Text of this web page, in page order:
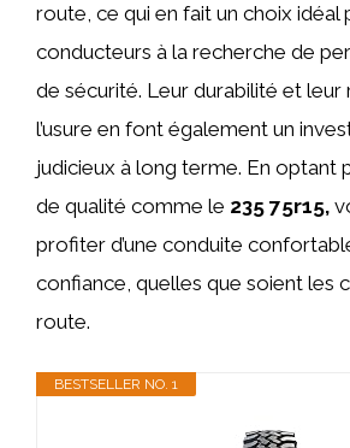
route, ce qui en fait un choix idéal
conducteurs à la recherche de
de sécurité. Leur durabilité et leur
l’usure en font également un
judicieux à long terme. En optant
de qualité comme le 235 75r15,
profiter d’une conduite
confiance, quelles que soient les
route.
BESTSELLER NO. 1